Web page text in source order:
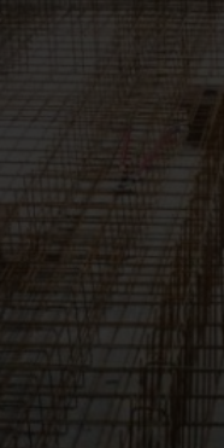
geringen
Halbjahr kam in dem
in Frage. Vor
Stahlrohrpfähle mit
massivem Fels
enthält Aussparungen